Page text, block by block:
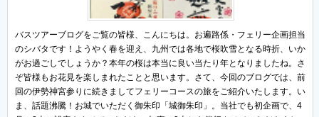
バスツアーブログをご覧の皆様、こんにちは。お遍路係・フェリー企画担当
のシバタです！ようやく春を迎え、九州では各地で桜吹雪となる時折、いか
がお過ごしでしょうか？本年の桜は本当に良い当たり年となりましたね。さ
ぞ皆様もお花見を楽しまれたことと思います。さて、今回のブログでは、前
回の伊勢神宮参りに続きましてフェリーコースの旅をご紹介いたします。い
ま、話題沸騰！お城でいただく御朱印「城御朱印」。当社でも初企画で、4